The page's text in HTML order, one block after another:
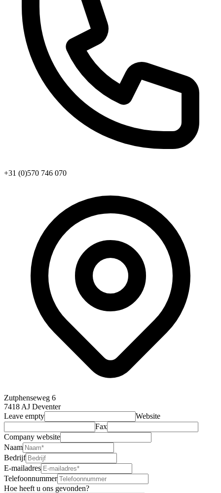
+31 (0)570 746 070
Zutphenseweg 6
7418 AJ Deventer
Leave empty
Website
Fax
Company website
Naam
Bedrijf
E-mailadres
Telefoonnummer
Hoe heeft u ons gevonden?